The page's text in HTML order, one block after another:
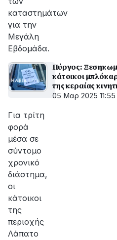
καταστημάτων
για την
Μεγάλη
Εβδομάδα.
Πύργος:
κάτοικοι
της κεραίας
05 Μαρ 2025 11:55
Για τρίτη
φορά
μέσα σε
σύντομο
χρονικό
διάστημα,
οι
κάτοικοι
της
περιοχής
Λάπατο